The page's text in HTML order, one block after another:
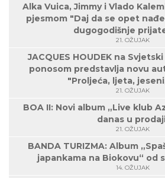
Alka Vuica, Jimmy i Vlado
pjesmom "Daj da se opet
dugogodišnje
21. OŽUJAK
JACQUES HOUDEK na
ponosom predstavlja novu
"Proljeća, ljeta,
21. OŽUJAK
BOA II: Novi album „Live klub
danas u
21. OŽUJAK
BANDA TURIZMA: Album
japankama na Biokovu“ od
14. OŽUJAK